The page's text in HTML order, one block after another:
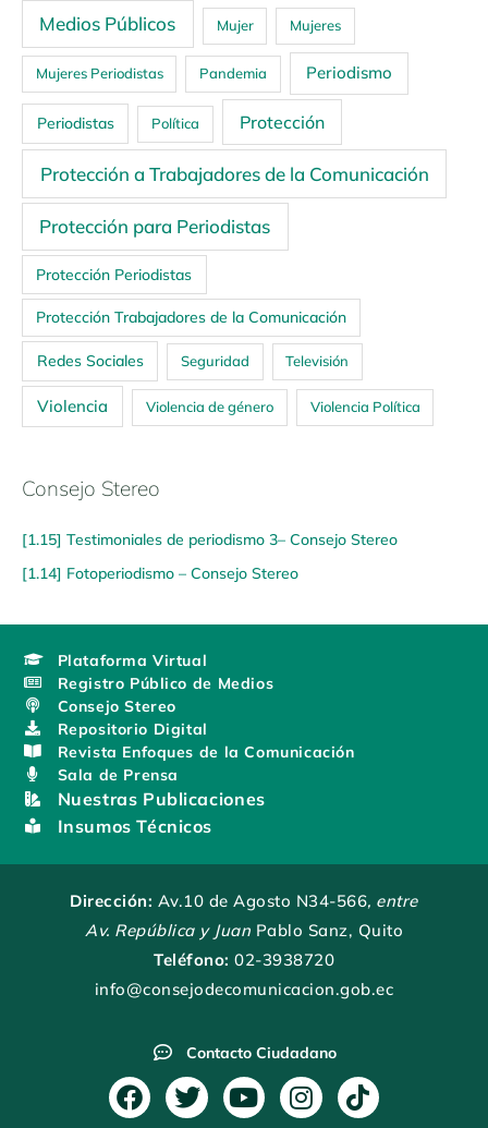
Medios Públicos Mujer Mujeres
Mujeres Periodistas Pandemia Periodismo
Periodistas Política Protección
Protección a Trabajadores de la Comunicación
Protección para Periodistas
Protección Periodistas
Protección Trabajadores de la Comunicación
Redes Sociales Seguridad Televisión
Violencia Violencia de género Violencia Política
Consejo Stereo
[1.15] Testimoniales de periodismo 3– Consejo Stereo
[1.14] Fotoperiodismo – Consejo Stereo
Plataforma Virtual
Registro Público de Medios
Consejo Stereo
Repositorio Digital
Revista Enfoques de la Comunicación
Sala de Prensa
Nuestras Publicaciones
Insumos Técnicos
Dirección: Av.10 de Agosto N34-566, entre
Av. República y Juan Pablo Sanz, Quito
Teléfono: 02-3938720
info@consejodecomunicacion.gob.ec
Contacto Ciudadano
F
T
Y
I
T